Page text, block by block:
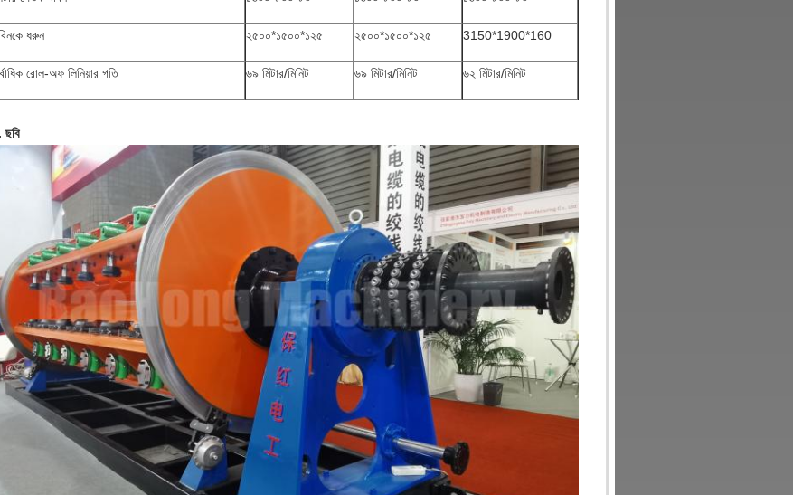
ধরুন ২৫০০*১৫০০*১২৫ ২৫০০*১৫০০*১২৫ 3150*1900*160
রোল-অফ লিনিয়ার গতি ৬৯ মিটার/মিনিট ৬৯ মিটার/মিনিট ৬২ মিটার/মিনিট
ছবি